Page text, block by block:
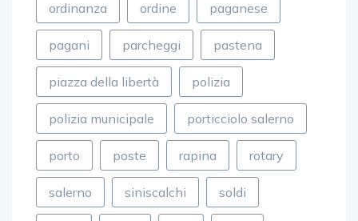
pagani parcheggi pastena
piazza della libertà polizia
polizia municipale porticciolo salerno
porto poste rapina rotary
salerno siniscalchi soldi
sport TOP udc vigili